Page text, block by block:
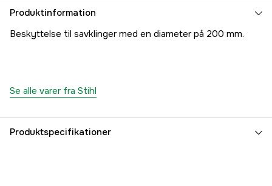
Produktinformation
Beskyttelse til savklinger med en diameter på 200 mm.
Se alle varer fra Stihl
Produktspecifikationer